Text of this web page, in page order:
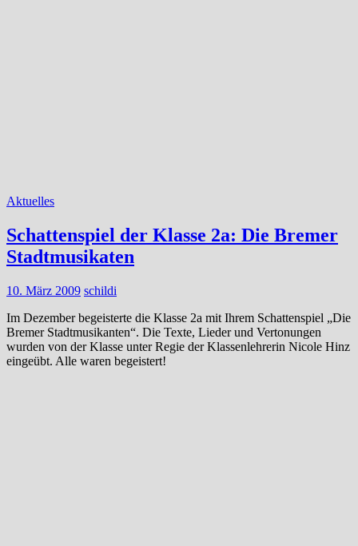
Aktuelles
Schattenspiel der Klasse 2a: Die Bremer
Stadtmusikaten
10. März 2009 schildi
Im Dezember begeisterte die Klasse 2a mit Ihrem Schattenspiel „Die
Bremer Stadtmusikanten“. Die Texte, Lieder und Vertonungen
wurden von der Klasse unter Regie der Klassenlehrerin Nicole Hinz
eingeübt. Alle waren begeistert!